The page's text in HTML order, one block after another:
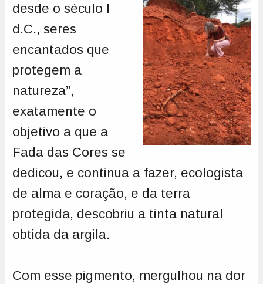
desde o século I
d.C., seres
encantados que
protegem a
natureza”,
exatamente o
objetivo a que a
Fada das Cores se
dedicou, e continua a fazer, ecologista
de alma e coração, e da terra
protegida, descobriu a tinta natural
obtida da argila.
Com esse pigmento, mergulhou na dor